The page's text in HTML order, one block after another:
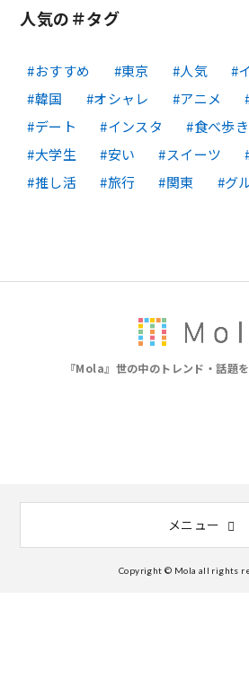
人気の＃タグ
おすすめ 東京 人気
韓国
オシャレ アニメ
デート
インスタ 食べ歩き
大学生
安い スイーツ
推し活
旅行 関東 グ
『Mola』世の中のトレンド・話題
メニュー
Copyright © Mola all rights